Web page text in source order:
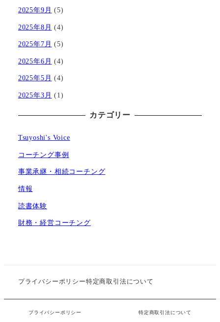
2025年9月 (5)
2025年8月 (4)
2025年7月 (5)
2025年6月 (4)
2025年5月 (4)
2025年3月 (1)
カテゴリー
Tsuyoshi's Voice
コーチング事例
事業承継・相続コーチング
情報
読書体験
財務・経営コーチング
プライバシーポリシー特定商取引法について
©Love & Happiness 株式会社 All Right Reserved.
プライバシーポリシー 特定商取引法について